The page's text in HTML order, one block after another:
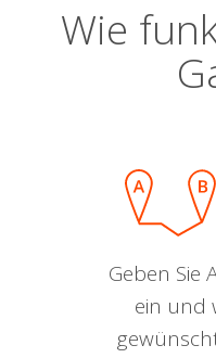
Wie
Geben Sie
ein und